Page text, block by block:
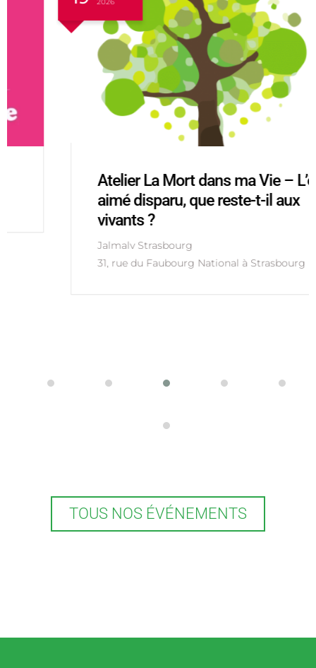
Atelier La Mort dans ma Vie – L’être
aimé disparu, que reste-t-il aux
vivants ?
Jalmalv Strasbourg
31, rue du Faubourg National à Strasbourg
TOUS NOS ÉVÉNEMENTS